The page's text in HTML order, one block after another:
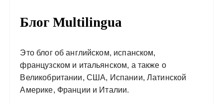
Блог Multilingua
Это блог об английском, испанском,
французском и итальянском, а также о
Великобритании, США, Испании, Латинской
Америке, Франции и Италии.